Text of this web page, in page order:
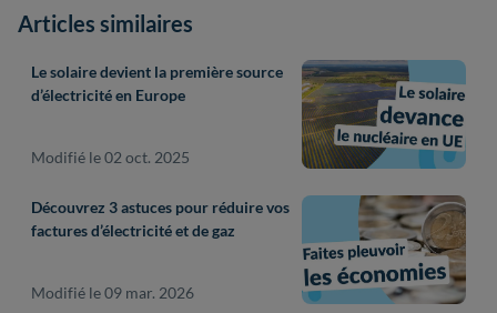
Articles similaires
Le solaire devient la première source
d’électricité en Europe
Modifié le 02 oct. 2025
Découvrez 3 astuces pour réduire vos
factures d’électricité et de gaz
Modifié le 09 mar. 2026